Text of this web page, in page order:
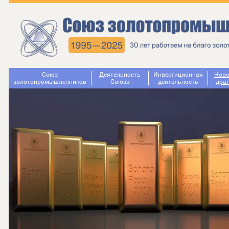
Союз
золотопромышленников
Деятельность
Cоюза
Инвестиционная
деятельность